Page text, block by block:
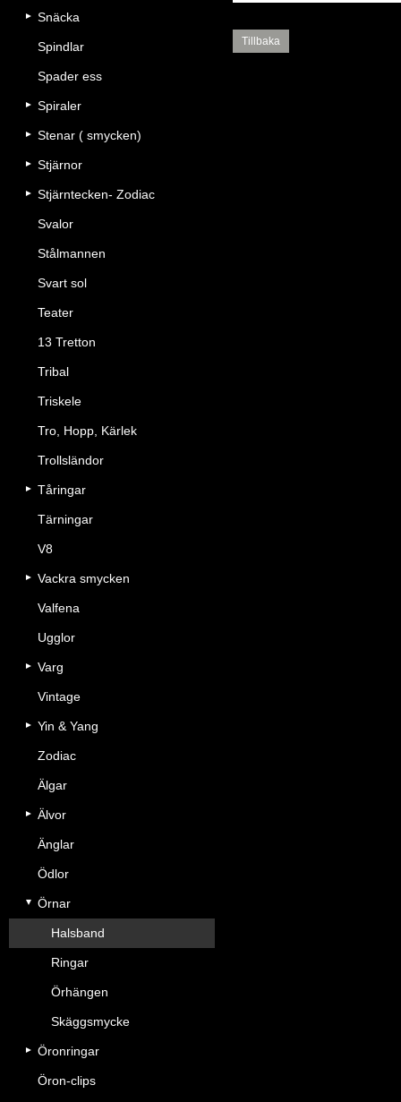
Snäcka
Spindlar
Spader ess
Spiraler
Stenar ( smycken)
Stjärnor
Stjärntecken- Zodiac
Svalor
Stålmannen
Svart sol
Teater
13 Tretton
Tribal
Triskele
Tro, Hopp, Kärlek
Trollsländor
Tåringar
Tärningar
V8
Vackra smycken
Valfena
Ugglor
Varg
Vintage
Yin & Yang
Zodiac
Älgar
Älvor
Änglar
Ödlor
Örnar
Halsband
Ringar
Örhängen
Skäggsmycke
Öronringar
Öron-clips
Tillbaka